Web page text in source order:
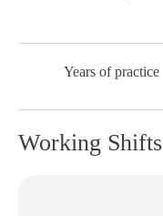
Years of practice
Working Shifts